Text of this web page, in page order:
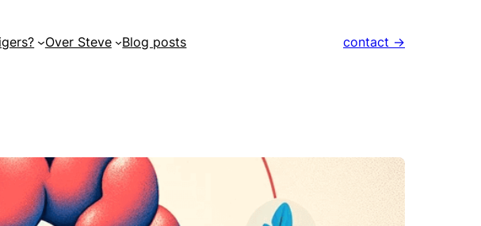
Over Steve Blog posts contact ->